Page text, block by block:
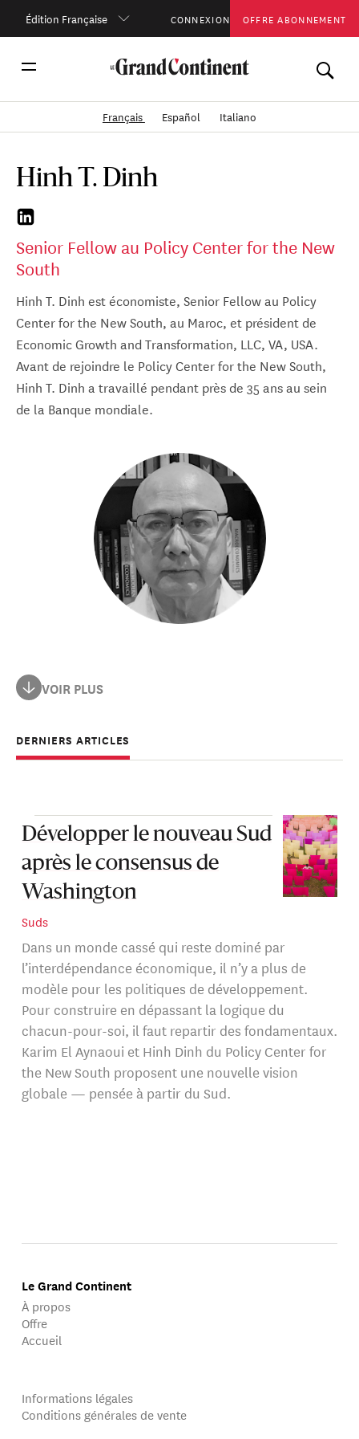
Édition Française CONNEXION OFFRE ABONNEMENT
Français Español Italiano
Hinh T. Dinh
Senior Fellow au Policy Center for the New
South
Hinh T. Dinh est économiste, Senior Fellow au Policy
Center for the New South, au Maroc, et président de
Economic Growth and Transformation, LLC, VA, USA.
Avant de rejoindre le Policy Center for the New South,
Hinh T. Dinh a travaillé pendant près de 35 ans au sein
de la Banque mondiale.
Hinh T. Dinh est titulaire d'une licence en économie et
d'une licence en mathématiques de l'université d'État de
ingénierie industrielle et d'un doctorat en économie de
l'université de Pittsburgh.
VOIR PLUS
DERNIERS ARTICLES
Développer le nouveau Sud
après le consensus de
Washington
Suds
Dans un monde cassé qui reste dominé par
l’interdépendance économique, il n’y a plus de
modèle pour les politiques de développement.
Pour construire en dépassant la logique du
chacun-pour-soi, il faut repartir des fondamentaux.
Karim El Aynaoui et Hinh Dinh du Policy Center for
the New South proposent une nouvelle vision
globale — pensée à partir du Sud.
Le Grand Continent
À propos
Offre
Accueil
Informations légales
Conditions générales de vente